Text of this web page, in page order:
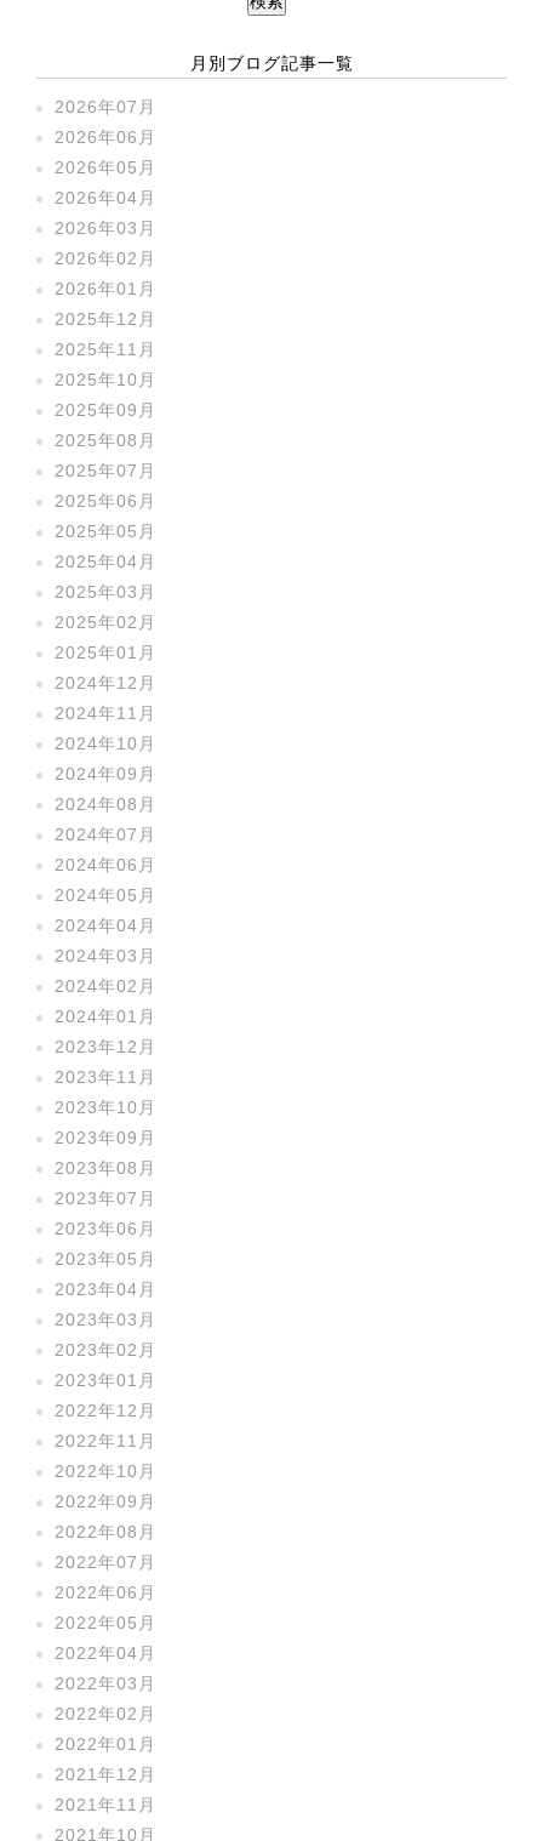
月別ブログ記事一覧
2026年07月
2026年06月
2026年05月
2026年04月
2026年03月
2026年02月
2026年01月
2025年12月
2025年11月
2025年10月
2025年09月
2025年08月
2025年07月
2025年06月
2025年05月
2025年04月
2025年03月
2025年02月
2025年01月
2024年12月
2024年11月
2024年10月
2024年09月
2024年08月
2024年07月
2024年06月
2024年05月
2024年04月
2024年03月
2024年02月
2024年01月
2023年12月
2023年11月
2023年10月
2023年09月
2023年08月
2023年07月
2023年06月
2023年05月
2023年04月
2023年03月
2023年02月
2023年01月
2022年12月
2022年11月
2022年10月
2022年09月
2022年08月
2022年07月
2022年06月
2022年05月
2022年04月
2022年03月
2022年02月
2022年01月
2021年12月
2021年11月
2021年10月